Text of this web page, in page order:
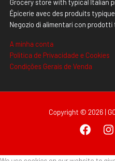
Grocery store with typical Italian
Épicerie avec des produits
Negozio di alimentari con
A minha conta
Politica de Privacidade e Cookies
Condições Gerais de Venda
Copyright © 2026 |